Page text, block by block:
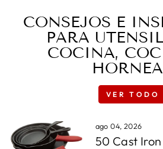
CONSEJOS E
PARA
COCINA,
VER TODO
ago 04, 2026
50 Cast